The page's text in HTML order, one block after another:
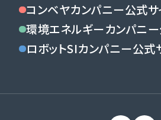
コンベヤカンパニー公式サ
環境エネルギーカンパニ
ロボットSIカンパニー公式